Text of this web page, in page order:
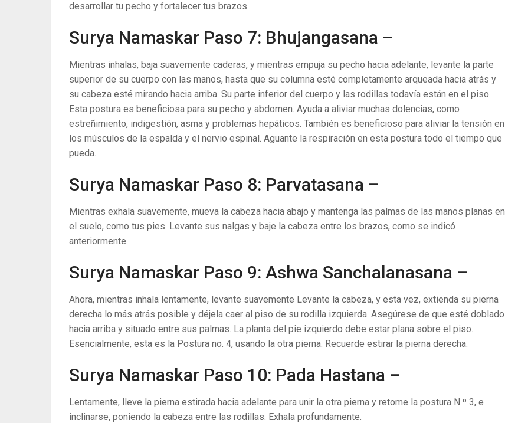
desarrollar tu pecho y fortalecer tus brazos.
Surya Namaskar Paso 7: Bhujangasana –
Mientras inhalas, baja suavemente caderas, y mientras empuja su pecho hacia adelante, levante la parte
superior de su cuerpo con las manos, hasta que su columna esté completamente arqueada hacia atrás y
su cabeza esté mirando hacia arriba. Su parte inferior del cuerpo y las rodillas todavía están en el piso.
Esta postura es beneficiosa para su pecho y abdomen. Ayuda a aliviar muchas dolencias, como
estreñimiento, indigestión, asma y problemas hepáticos. También es beneficioso para aliviar la tensión en
los músculos de la espalda y el nervio espinal. Aguante la respiración en esta postura todo el tiempo que
pueda.
Surya Namaskar Paso 8: Parvatasana –
Mientras exhala suavemente, mueva la cabeza hacia abajo y mantenga las palmas de las manos planas en
el suelo, como tus pies. Levante sus nalgas y baje la cabeza entre los brazos, como se indicó
anteriormente.
Surya Namaskar Paso 9: Ashwa Sanchalanasana –
Ahora, mientras inhala lentamente, levante suavemente Levante la cabeza, y esta vez, extienda su pierna
derecha lo más atrás posible y déjela caer al piso de su rodilla izquierda. Asegúrese de que esté doblado
hacia arriba y situado entre sus palmas. La planta del pie izquierdo debe estar plana sobre el piso.
Esencialmente, esta es la Postura no. 4, usando la otra pierna. Recuerde estirar la pierna derecha.
Surya Namaskar Paso 10: Pada Hastana –
Lentamente, lleve la pierna estirada hacia adelante para unir la otra pierna y retome la postura N º 3, e
inclinarse, poniendo la cabeza entre las rodillas. Exhala profundamente.